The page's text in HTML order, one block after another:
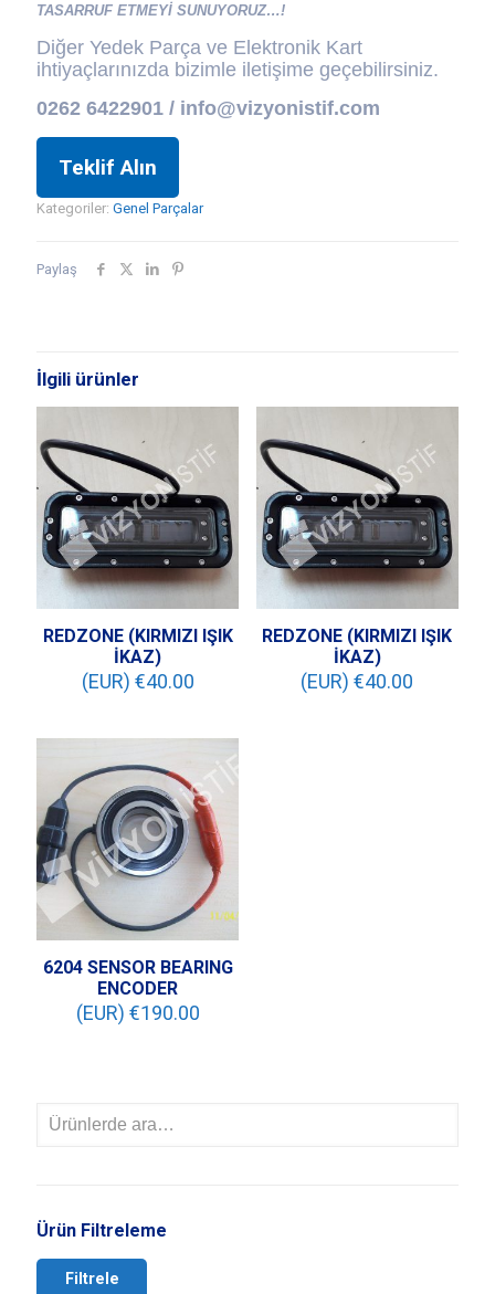
TASARRUF ETMEYİ SUNUYORUZ…!
Diğer Yedek Parça ve Elektronik Kart
ihtiyaçlarınızda bizimle iletişime geçebilirsiniz.
0262 6422901 / info@vizyonistif.com
Teklif Alın
Kategoriler: Genel Parçalar
Paylaş
İlgili ürünler
REDZONE (KIRMIZI IŞIK
İKAZ)
(EUR) €40.00
REDZONE (KIRMIZI IŞIK
İKAZ)
(EUR) €40.00
6204 SENSOR BEARING
ENCODER
(EUR) €190.00
Ürün Filtreleme
Filtrele